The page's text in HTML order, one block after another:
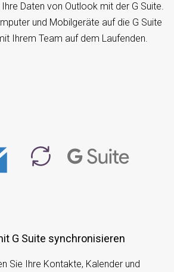
Daten von Outlook mit der G Suite.
und Mobilgeräte auf die G Suite
Ihrem Team auf dem Laufenden.
G Suite synchronisieren
Sie Ihre Kontakte, Kalender und